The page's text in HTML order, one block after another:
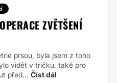
ZVĚTŠENÍ
prsou, byla jsem z toho
vidět v tričku, také pro
před... Číst dál